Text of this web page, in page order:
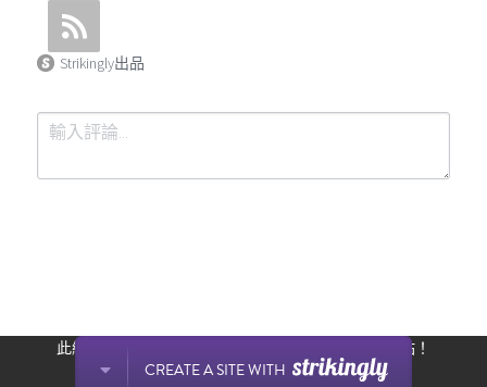
Strikingly出品
CREATE A SITE WITH
此網站通過 Strikingly 創建。 立即免費擁有一個網站！